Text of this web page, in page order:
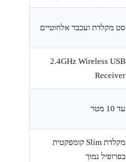
סט מקלדת ועכבר אלחוטיים
2.4GHz Wireless USB
Receiver
עד 10 מטר
מקלדת Slim קומפקטית
בפרופיל נמוך